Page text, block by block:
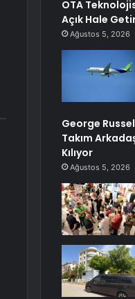
OTA
Açık Hale
Ağustos 5, 2026
George
Takım
Kılıyor
Ağustos 5, 2026